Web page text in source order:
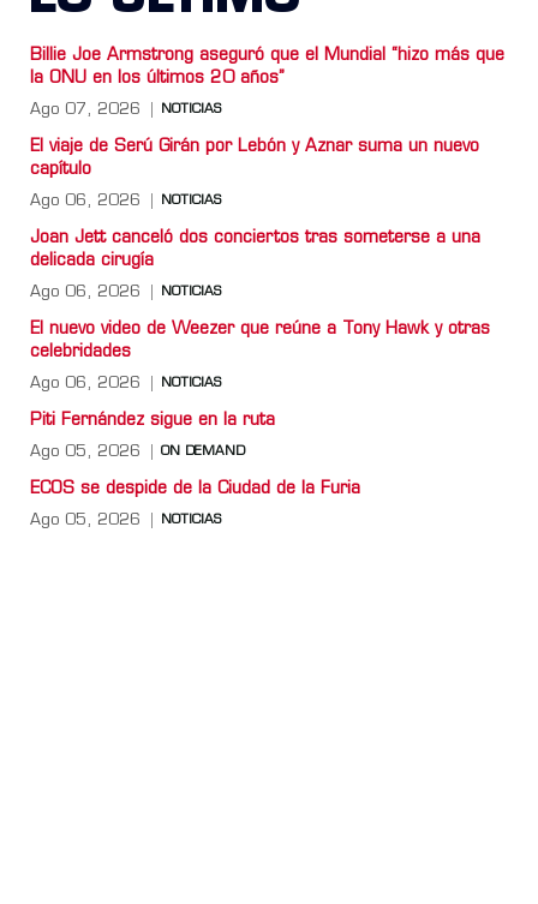
Billie Joe Armstrong aseguró que el Mundial “hizo más que
la ONU en los últimos 20 años”
Ago 07, 2026 NOTICIAS
El viaje de Serú Girán por Lebón y Aznar suma un nuevo
capítulo
Ago 06, 2026 NOTICIAS
Joan Jett canceló dos conciertos tras someterse a una
delicada cirugía
Ago 06, 2026 NOTICIAS
El nuevo video de Weezer que reúne a Tony Hawk y otras
celebridades
Ago 06, 2026 NOTICIAS
Piti Fernández sigue en la ruta
Ago 05, 2026 ON DEMAND
ECOS se despide de la Ciudad de la Furia
Ago 05, 2026 NOTICIAS